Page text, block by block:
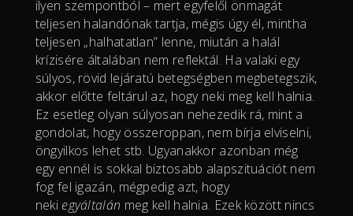
ilyen szempontból – mert egyfelől önmagát
teljesen halandónak tartja, mégis úgy él, mintha
teljesen „halhatatlan” lenne, miután a halál
krízisére általában nem reflektál. Ha valaki egy
súlyos, rövid lejáratú betegségben megbetegszik,
akkor előtte feltárul az, hogy neki meg kell halnia.
Ez esetleg olyan súlyosan nehezedik rá, mint a
gondolat, hogy összeroppan, nem bírja elviselni,
öngyilkos lehet stb. Ugyanakkor azonban még
egy ennél is sokkal biztosabb alapszituációt nem
fog fel igazán, mégpedig azt, hogy
neki egyáltalán meg kell halnia. Ezek között nincs